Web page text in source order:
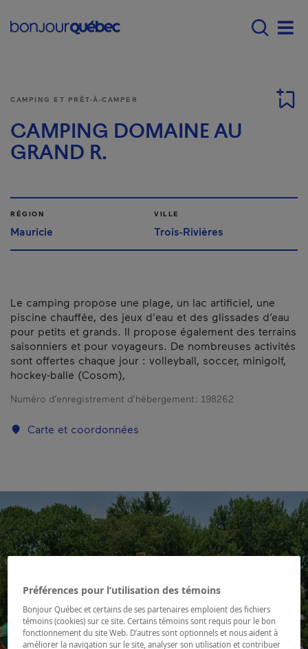
Main navigation -
CAMPING ET PRÊT-À-CAMPER
CAMPING DOMAINE AU
GRAND R.
RÉGION
Mauricie
VILLE
Trois-Rivières
Le camping propose une plage, un lac artificiel, une
piscine chauffée, des jeux d'eau et des glissades d’eau
pour petits et grands. Il propose également des terrains
saisonniers et pour voyageurs. De nombreuses activités
sont offertes chaque jour : volleyball, soccer, minigolf,
hockey-balle (Cosom),
Numéro d’enregistrement d’hébergement : 198262
Carte et coordonnées
Préférences pour l’utilisation des témoins
Bonjour Québec et certains de ses partenaires emploient des fichiers
témoins (cookies) sur ce site. Certains témoins sont requis pour le bon
fonctionnement du site Web. D’autres sont optionnels et nous aident à
améliorer la navigation sur le site, analyser son utilisation et contribuer